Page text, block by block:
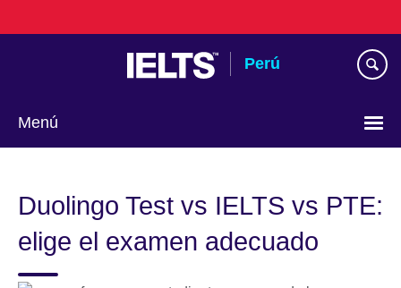
to
Perú
Menú
language
Duolingo Test vs IELTS vs PTE:
elige el examen adecuado